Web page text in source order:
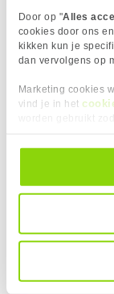
Door op "Alles
cookies door ons
kikken kun je
dan vervolgens op
Marketing cookies
vind je in het
alle cookies. Je
door in de footer
In de system